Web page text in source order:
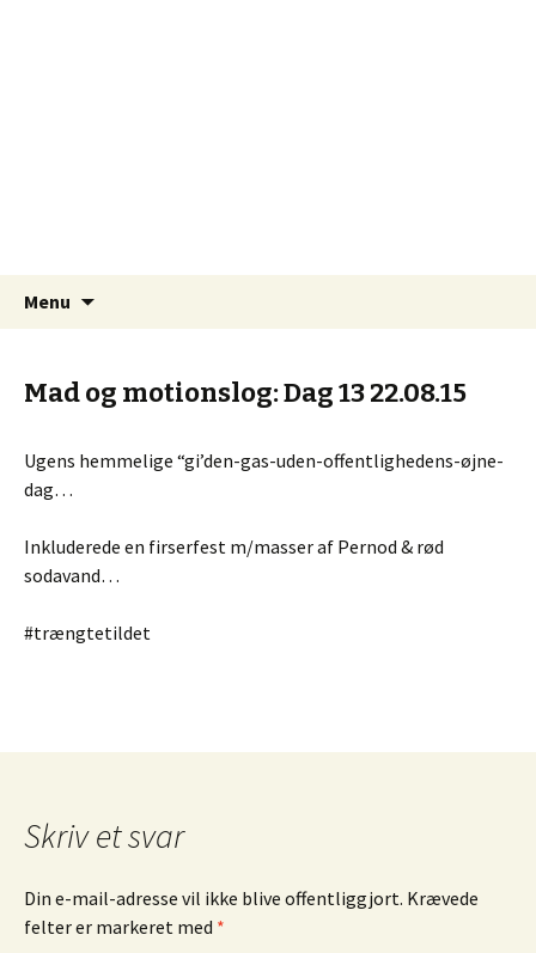
Menu
Mad og motionslog: Dag 13 22.08.15
Ugens hemmelige “gi’den-gas-uden-offentlighedens-øjne-
dag…
Inkluderede en firserfest m/masser af Pernod & rød
sodavand…
#trængtetildet
Skriv et svar
Din e-mail-adresse vil ikke blive offentliggjort. Krævede
felter er markeret med *